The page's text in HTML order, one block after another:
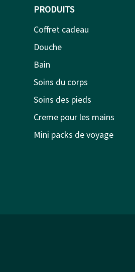
PRODUITS
Coffret cadeau
Douche
Bain
Soins du corps
Soins des pieds
Creme pour les mains
Mini packs de voyage